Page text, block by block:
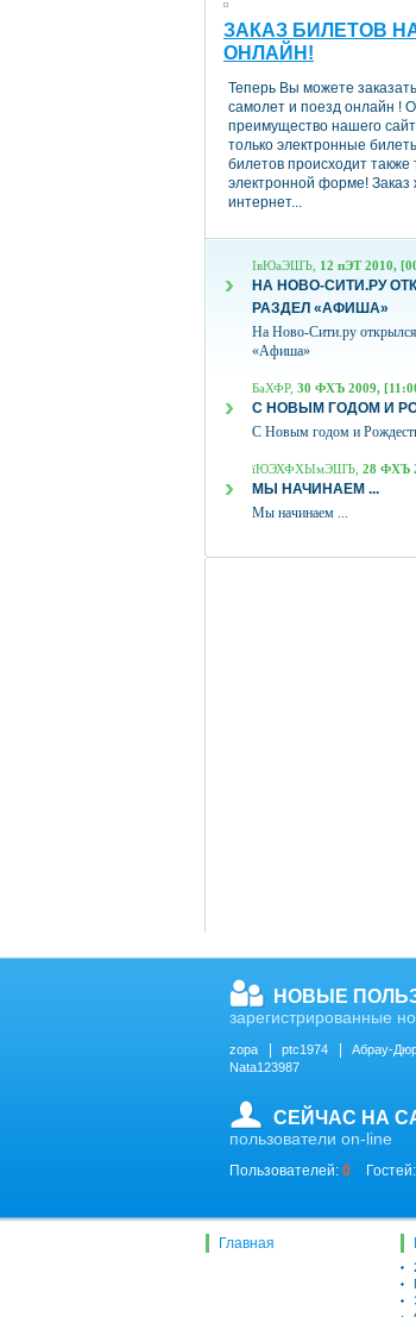
ЗАКАЗ БИЛЕТОВ
ОНЛАЙН!
Теперь Вы можете
самолет и поезд онлайн !
преимущество нашего
только электронные
билетов происходит также
электронной форме! Заказ
интернет...
ІвЮаЭШЪ, 12 пЭТ 2010,
НА НОВО-СИТИ.РУ
РАЗДЕЛ «АФИША»
На Ново-Сити.ру
«Афиша»
БаХФР, 30 ФХЪ 2009,
С НОВЫМ ГОДОМ И
С Новым годом и
їЮЭХФХЫмЭШЪ, 28 ФХЪ
МЫ НАЧИНАЕМ ...
Мы начинаем ...
НОВЫЕ
зарегистрированные
zopa ptc1974 Абрау-
Nata123987
СЕЙЧАС НА
пользователи on-line
Пользователей: 0 Гостей:
Главная